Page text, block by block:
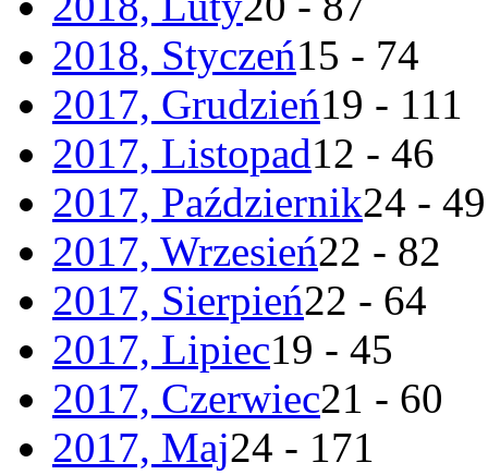
2018, Styczeń15 - 74
2017, Grudzień19 - 111
2017, Listopad12 - 46
2017, Październik24 - 49
2017, Wrzesień22 - 82
2017, Sierpień22 - 64
2017, Lipiec19 - 45
2017, Czerwiec21 - 60
2017, Maj24 - 171